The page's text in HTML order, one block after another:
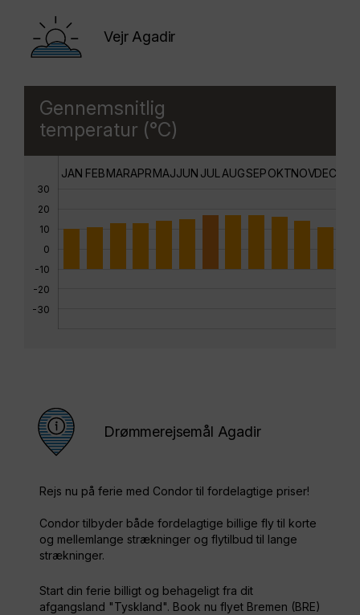
Vejr Agadir
Gennemsnitlig
temperatur (°C)
30
20
10
0
-10
-20
-30
JAN FEBMARAPRMAJJUN JUL AUGSEPOKTNOVDEC
Drømmerejsemål Agadir
Rejs nu på ferie med Condor til fordelagtige priser!
Condor tilbyder både fordelagtige billige fly til korte
og mellemlange strækninger og flytilbud til lange
strækninger.
Start din ferie billigt og behageligt fra dit
afgangsland "Tyskland". Book nu flyet Bremen (BRE)